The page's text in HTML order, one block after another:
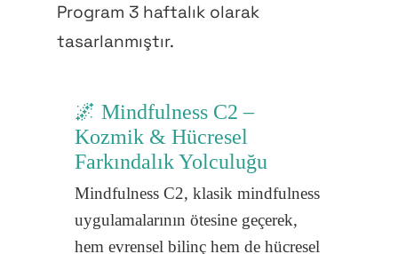
Program 3 haftalık olarak
tasarlanmıştır.
🌌 Mindfulness C2 –
Kozmik & Hücresel
Farkındalık Yolculuğu
Mindfulness C2, klasik mindfulness
uygulamalarının ötesine geçerek,
hem evrensel bilinç hem de hücresel